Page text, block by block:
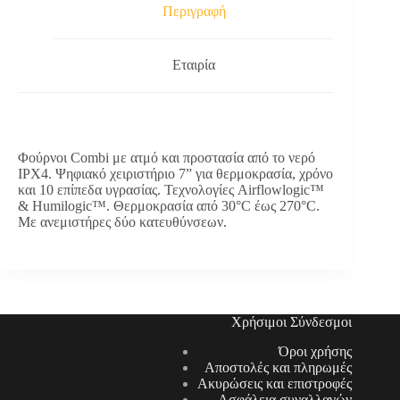
Περιγραφή
Εταιρία
Φούρνοι Combi με ατμό και προστασία από το νερό
IPX4. Ψηφιακό χειριστήριο 7” για θερμοκρασία, χρόνο
και 10 επίπεδα υγρασίας. Τεχνολογίες Airflowlogic™
& Humilogic™. Θερμοκρασία από 30°C έως 270°C.
Με ανεμιστήρες δύο κατευθύνσεων.
Χρήσιμοι Σύνδεσμοι
Όροι χρήσης
Αποστολές και πληρωμές
Ακυρώσεις και επιστροφές